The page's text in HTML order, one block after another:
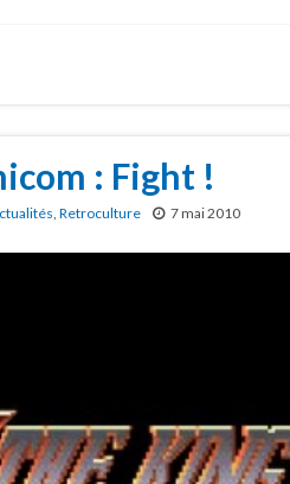
: Fight !
, Retroculture 7 mai 2010